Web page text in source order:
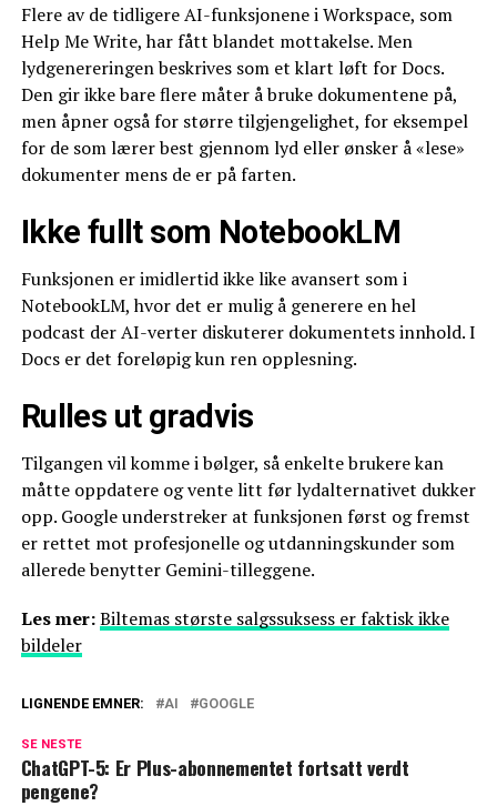
Flere av de tidligere AI-funksjonene i Workspace, som
Help Me Write, har fått blandet mottakelse. Men
lydgenereringen beskrives som et klart løft for Docs.
Den gir ikke bare flere måter å bruke dokumentene på,
men åpner også for større tilgjengelighet, for eksempel
for de som lærer best gjennom lyd eller ønsker å «lese»
dokumenter mens de er på farten.
Ikke fullt som NotebookLM
Funksjonen er imidlertid ikke like avansert som i
NotebookLM, hvor det er mulig å generere en hel
podcast der AI-verter diskuterer dokumentets innhold. I
Docs er det foreløpig kun ren opplesning.
Rulles ut gradvis
Tilgangen vil komme i bølger, så enkelte brukere kan
måtte oppdatere og vente litt før lydalternativet dukker
opp. Google understreker at funksjonen først og fremst
er rettet mot profesjonelle og utdanningskunder som
allerede benytter Gemini-tilleggene.
Les mer:Biltemas største salgssuksess er faktisk ikke
bildeler
LIGNENDE EMNER: AI GOOGLE
SE NESTE
ChatGPT-5: Er Plus-abonnementet fortsatt verdt
pengene?